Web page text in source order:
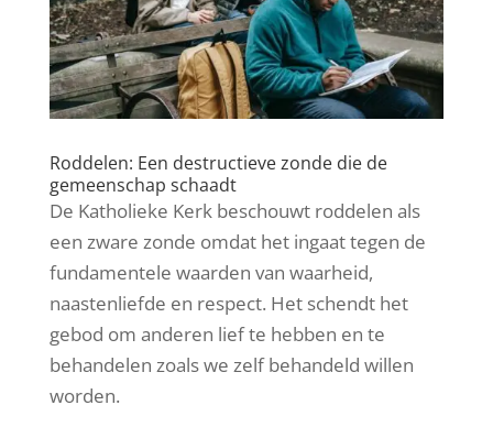
Roddelen: Een destructieve zonde die de
gemeenschap schaadt
De Katholieke Kerk beschouwt roddelen als
een zware zonde omdat het ingaat tegen de
fundamentele waarden van waarheid,
naastenliefde en respect. Het schendt het
gebod om anderen lief te hebben en te
behandelen zoals we zelf behandeld willen
worden.